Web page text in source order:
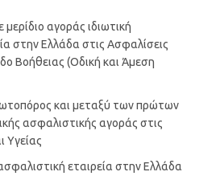
μερίδιο αγοράς ιδιωτική
στην Ελλάδα στις Ασφαλίσεις
Βοήθειας (Οδική και Άμεση
και μεταξύ των πρώτων
ασφαλιστικής αγοράς στις
Υγείας
εταιρεία στην Ελλάδα